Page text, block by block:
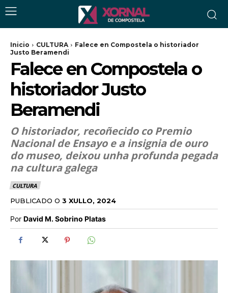
Inicio CULTURA
Falece en Compostela o historiador
Justo Beramendi
Falece en Compostela o
historiador Justo
Beramendi
O historiador, recoñecido co Premio
Nacional de Ensayo e a insignia de ouro
do museo, deixou unha profunda pegada
na cultura galega
CULTURA
PUBLICADO O 3 XULLO, 2024
Por David M. Sobrino Platas